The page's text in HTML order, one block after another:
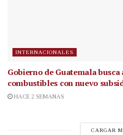
INTERNACIONALES
Gobierno de Guatemala
combustibles con nuevo
HACE 2 SEMANAS
CARGAR